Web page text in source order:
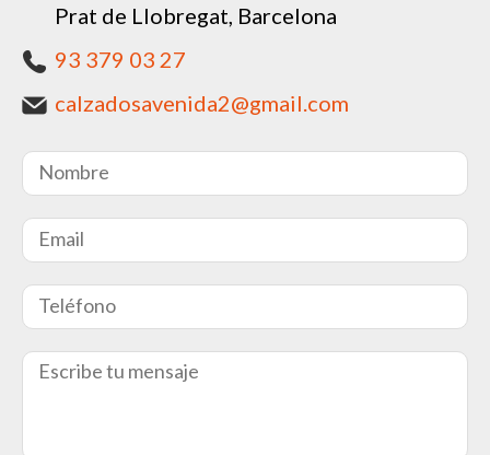
Prat de Llobregat, Barcelona
93 379 03 27
calzadosavenida2@gmail.com